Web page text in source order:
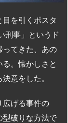
を引くポスタ
刑事」というド
ってきた、あの
。懐かしさと
意をした。
広げる事件の
型破りな方法で